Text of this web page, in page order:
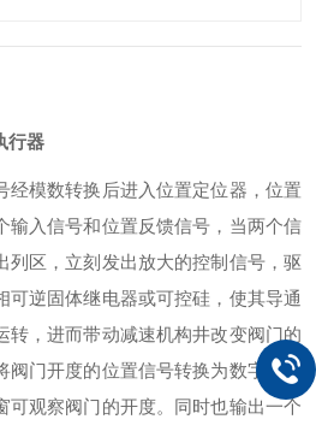
行器
经模数转换后进入位置定位器，位置
输入信号和位置反馈信号，当两个信
列区，立刻发出放大的控制信号，驱
可逆固体继电器或可控硅，使其导通
转，进而带动减速机构井改变阀门的
阀门开度的位置信号转换为数字脉冲
可观察阀门的开度。同时也输出一个